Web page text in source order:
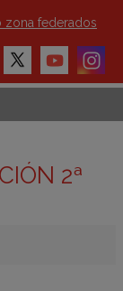
zona federados
2ª